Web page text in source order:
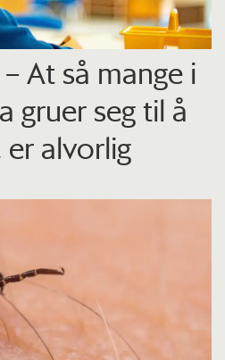
At så mange i
gruer seg til å
er alvorlig